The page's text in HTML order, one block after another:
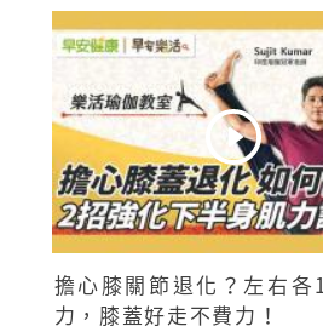
擔心膝關節退化？左右各
力，膝蓋好走不費力！